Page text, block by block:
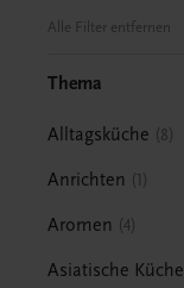
Alle Filter entfernen
Thema
Alltagsküche 8
Anrichten 1
Aromen 4
Asiatische Küche